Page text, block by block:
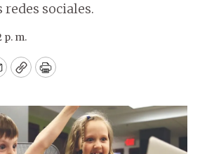
sociales.
p. m.
CopyPrint